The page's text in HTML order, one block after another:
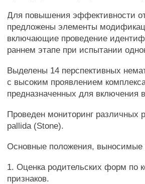
Для повышения эффективности
предложены элементы
включающие проведение
раннем этапе при испытании
Выделены 14 перспективных
с высоким проявлением
предназначенных для включения
Проведен мониторинг различных
pallida (Stone).
Основные положения, выносимые
1. Оценка родительских форм по
признаков.